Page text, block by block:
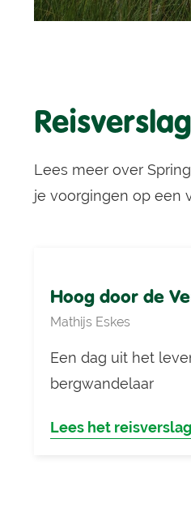
Lees meer over
je voorgingen op een
Hoog door de
Mathijs Eskes
Een dag uit het
bergwandelaar
Lees het reisverslag